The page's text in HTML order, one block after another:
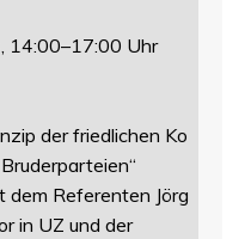
14:00–17:00 Uhr
der friedlichen Ko
dem Referenten Jörg
in UZ und der